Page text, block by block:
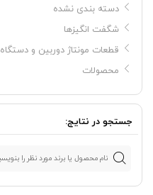
دسته بندی نشده
شگفت انگیزها
قطعات مونتاژ دوربین و دستگاه
محصولات
جستجو در نتایج: